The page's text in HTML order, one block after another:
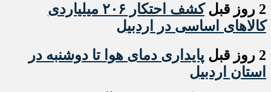
2 روز قبل
کشف احتکار ۲۰۶ میلیاردی
کالاهای اساسی در اردبیل
2 روز قبل
پایداری دمای هوا تا دوشنبه در
استان اردبیل